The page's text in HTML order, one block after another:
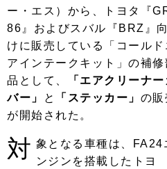
注目の記事
ショップレポート
自動車豆知識
鈑金・塗装
ディテイリング
ディテイリング
ヘッドライト磨き
フィルム・ラッピング
鈑金・塗装
小キズ直し
特集記事
ストップ 不具合修理＆粗悪修理
コラム
ショップ紹介
ショップレポート
レストア
ー・エス）から、トヨタ『
86』およびスバル『BRZ』向
けに販売している「コールド
アインテークキット」の補修
品として、
「エアクリーナー
バー」
と 「ステッカー」 の販
が開始された。
対 象となる車種は、FA24
ンジンを搭載したトヨ